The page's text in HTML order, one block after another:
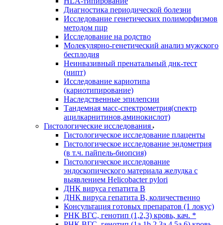
Диагностика периодической болезни
Исследование генетических полиморфизмов
методом пцр
Исследование на родство
Молекулярно-генетический анализ мужского
бесплодия
Неинвазивный пренатальный днк-тест
(нипт)
Исследование кариотипа
(кариотипирование)
Наследственные эпилепсии
Тандемная масс-спектрометрия(спектр
ацилкарнитинов,аминокислот)
Гистологические исследования
Гистологическое исследование плаценты
Гистологическое исследование эндометрия
(в т.ч. пайпель-биопсия)
Гистологическое исследование
эндоскопического материала желудка с
выявлением Helicobacter pylori
ДНК вируса гепатита B
ДНК вируса гепатита B, количественно
Консультация готовых препаратов (1 локус)
РНК ВГC, генотип (1,2,3) кровь, кач. *